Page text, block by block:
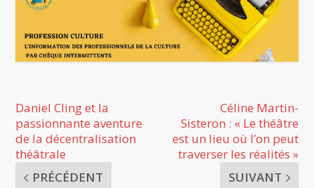
Daniel Cling et la
passionnante aventure
de la décentralisation
théâtrale
PRÉCÉDENT
Céline Martin-
Sisteron : « Le théâtre
est un lieu où l’on peut
traverser les réalités »
SUIVANT